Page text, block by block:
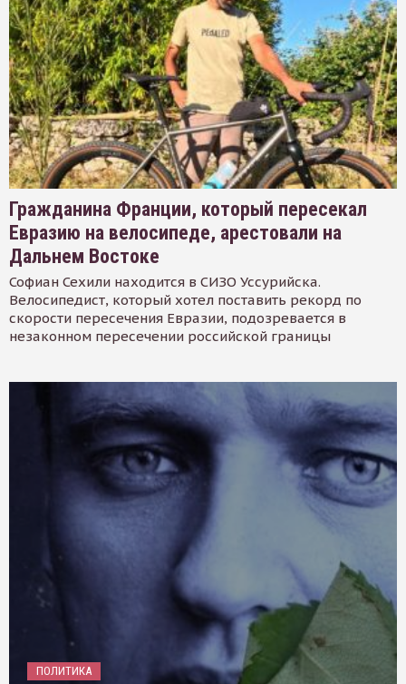
Гражданина Франции, который пересекал
Евразию на велосипеде, арестовали на
Дальнем Востоке
Софиан Сехили находится в СИЗО Уссурийска.
Велосипедист, который хотел поставить рекорд по
скорости пересечения Евразии, подозревается в
незаконном пересечении российской границы
ПОЛИТИКА